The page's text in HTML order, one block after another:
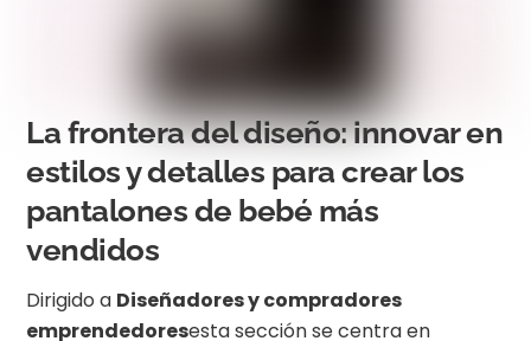
La frontera del diseño: innovar en
estilos y detalles para crear los
pantalones de bebé más
vendidos
Dirigido a Diseñadores y compradores
emprendedoresesta sección se centra en